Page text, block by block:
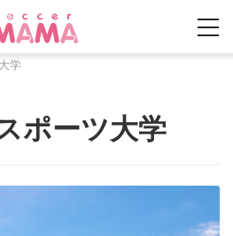
学
ポーツ大学